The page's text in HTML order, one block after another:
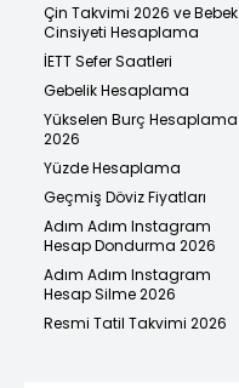
Çin Takvimi 2026 ve Bebek
Cinsiyeti Hesaplama
İETT Sefer Saatleri
Gebelik Hesaplama
Yükselen Burç Hesaplama
2026
Yüzde Hesaplama
Geçmiş Döviz Fiyatları
Adım Adım Instagram
Hesap Dondurma 2026
Adım Adım Instagram
Hesap Silme 2026
Resmi Tatil Takvimi 2026